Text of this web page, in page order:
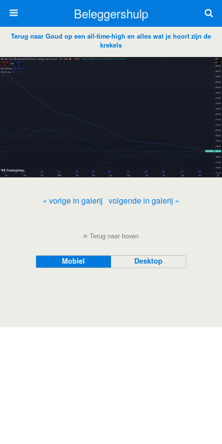
Beleggershulp
Terug naar Goud op een all-time-high en alles wat je hoort zijn de
krekels
« vorige in galerij volgende in galerij »
Terug naar boven
Mobiel Desktop